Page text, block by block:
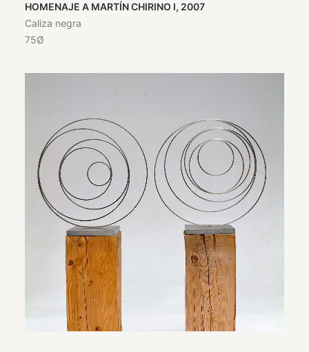
HOMENAJE A MARTÍN CHIRINO I, 2007
Caliza negra
75Ø